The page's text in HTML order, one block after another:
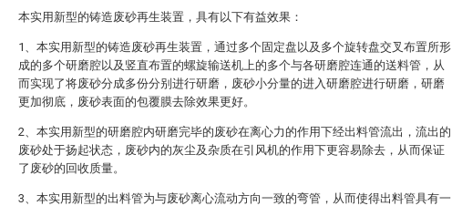
本实用新型的铸造废砂再生装置，具有以下有益效果：
1、本实用新型的铸造废砂再生装置，通过多个固定盘以及多个旋转盘交叉布置所形
成的多个研磨腔以及竖直布置的螺旋输送机上的多个与各研磨腔连通的送料管，从
而实现了将废砂分成多份分别进行研磨，废砂小分量的进入研磨腔进行研磨，研磨
更加彻底，废砂表面的包覆膜去除效果更好。
2、本实用新型的研磨腔内研磨完毕的废砂在离心力的作用下经出料管流出，流出的
废砂处于扬起状态，废砂内的灰尘及杂质在引风机的作用下更容易除去，从而保证
了废砂的回收质量。
3、本实用新型的出料管为与废砂离心流动方向一致的弯管，从而使得出料管具有一